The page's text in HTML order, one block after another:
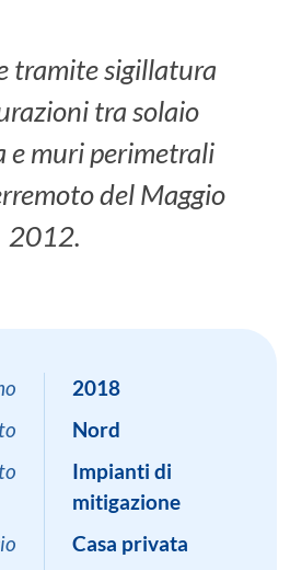
tramite sigillatura
tra solaio
e muri perimetrali
del Maggio
2012.
2018
Nord
Impianti di
mitigazione
Casa privata